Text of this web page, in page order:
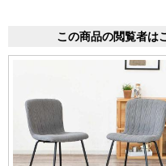
この商品の閲覧者は